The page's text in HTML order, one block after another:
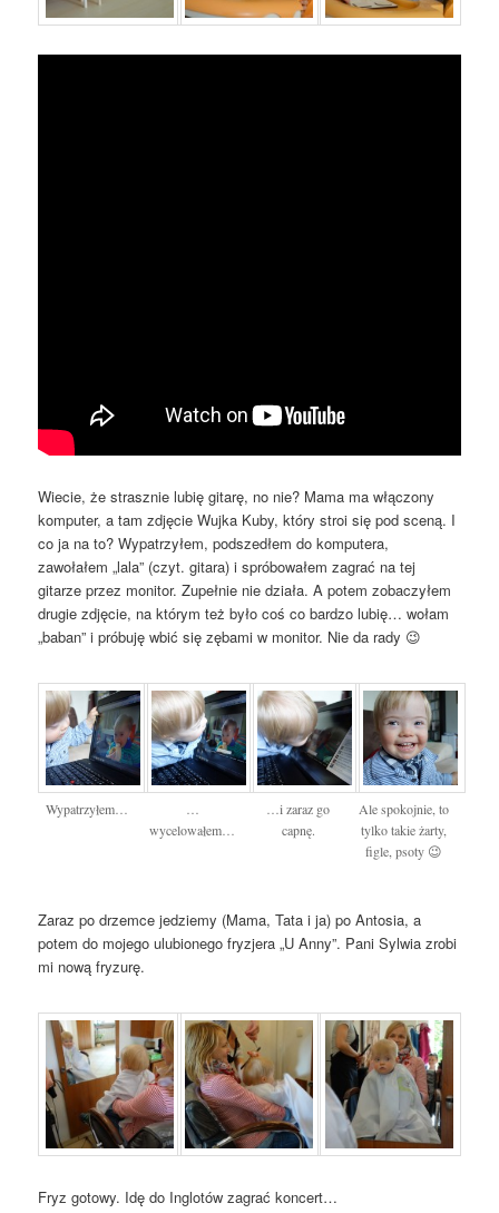
Wiecie, że strasznie lubię gitarę, no nie? Mama ma włączony
komputer, a tam zdjęcie Wujka Kuby, który stroi się pod sceną. I
co ja na to? Wypatrzyłem, podszedłem do komputera,
zawołałem „lala” (czyt. gitara) i spróbowałem zagrać na tej
gitarze przez monitor. Zupełnie nie działa. A potem zobaczyłem
drugie zdjęcie, na którym też było coś co bardzo lubię… wołam
„baban” i próbuję wbić się zębami w monitor. Nie da rady 😉
Wypatrzyłem…
…
wycelowałem…
…i zaraz go
capnę.
Ale spokojnie, to
tylko takie żarty,
figle, psoty 😉
Zaraz po drzemce jedziemy (Mama, Tata i ja) po Antosia, a
potem do mojego ulubionego fryzjera „U Anny”. Pani Sylwia zrobi
mi nową fryzurę.
Fryz gotowy. Idę do Inglotów zagrać koncert…